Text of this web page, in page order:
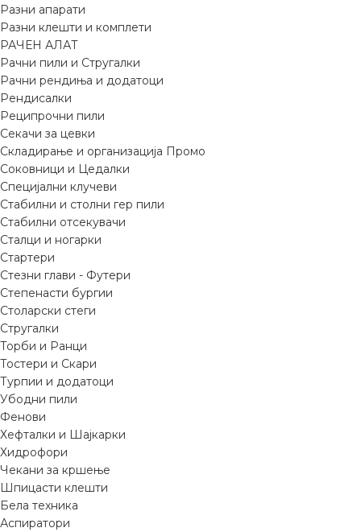
Разни апарати
Разни клешти и комплети
РАЧЕН АЛАТ
Рачни пили и Стругалки
Рачни рендиња и додатоци
Рендисалки
Реципрочни пили
Секачи за цевки
Складирање и организација Промо
Соковници и Цедалки
Специјални клучеви
Стабилни и столни гер пили
Стабилни отсекувачи
Сталци и ногарки
Стартери
Стезни глави - Футери
Степенасти бургии
Столарски стеги
Стругалки
Торби и Ранци
Тостери и Скари
Турпии и додатоци
Убодни пили
Фенови
Хефталки и Шајкарки
Хидрофори
Чекани за кршење
Шпицасти клешти
Бела техника
Аспиратори